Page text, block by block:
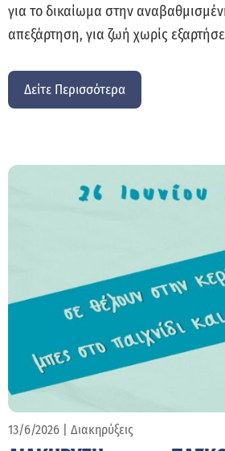
για το δικαίωμα στην
απεξάρτηση, για ζωή χωρίς
Δείτε Περισσότερα
13/6/2026 Διακηρύξεις